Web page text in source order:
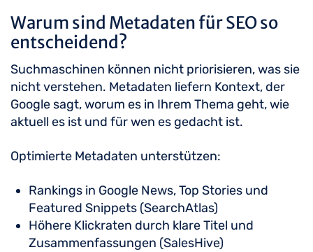
Warum sind Metadaten für SEO so
entscheidend?
Suchmaschinen können nicht priorisieren, was sie
nicht verstehen. Metadaten liefern Kontext, der
Google sagt, worum es in Ihrem Thema geht, wie
aktuell es ist und für wen es gedacht ist.
Optimierte Metadaten unterstützen:
Rankings in Google News, Top Stories und
Featured Snippets (SearchAtlas)
Höhere Klickraten durch klare Titel und
Zusammenfassungen (SalesHive)